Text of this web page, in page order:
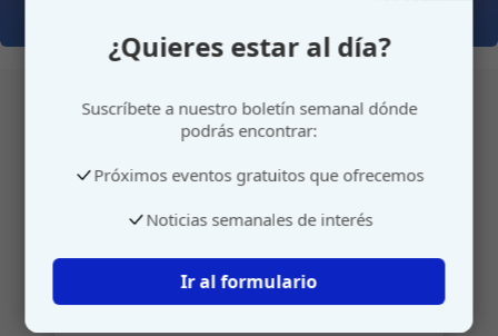
Atención personalizada
Gestione su cita o envíenos sus sugerencias de
¿Quieres estar al día?
Suscríbete a nuestro boletín semanal dónde
podrás encontrar:
Próximos eventos gratuitos que ofrecemos
Noticias semanales de interés
Ir al formulario